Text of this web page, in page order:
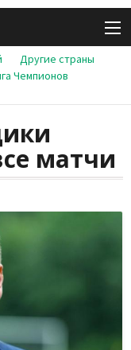
Другие страны
Чемпионов
матчи